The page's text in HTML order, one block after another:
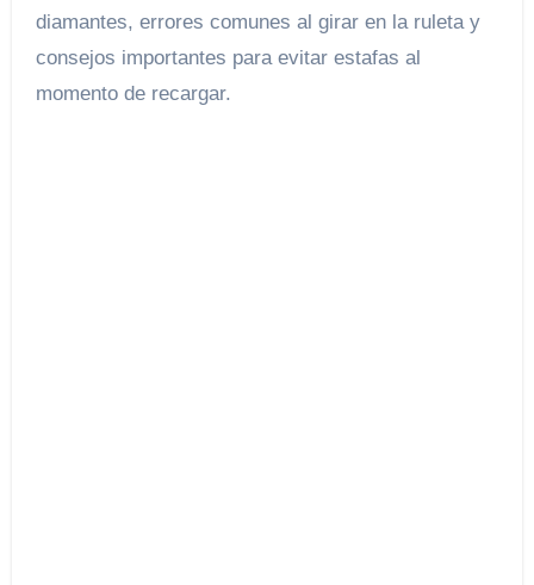
diamantes, errores comunes al girar en la ruleta y
consejos importantes para evitar estafas al
momento de recargar.